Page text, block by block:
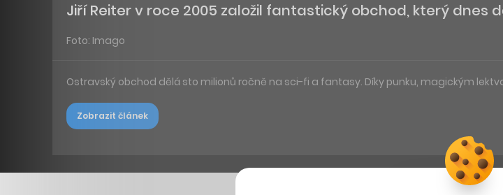
Jiří Reiter v roce 2005 založil fantastický obchod, který dnes
Foto: Imago
Ostravský obchod dělá sto milionů ročně na sci-fi a fantasy. Díky punku, magickým
Zobrazit článek